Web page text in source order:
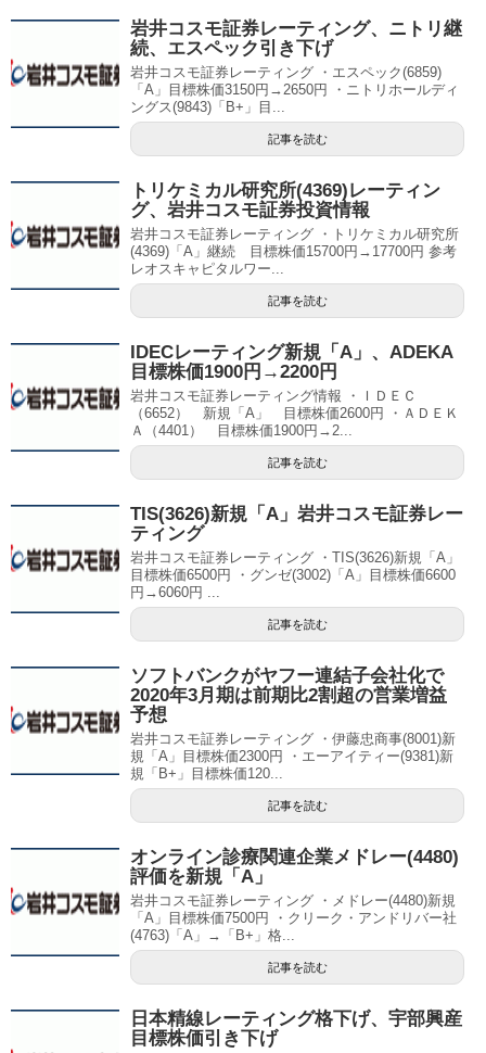
岩井コスモ証券レーティング、ニトリ継
続、エスペック引き下げ
岩井コスモ証券レーティング ・エスペック(6859)
「A」目標株価3150円→2650円 ・ニトリホールディ
ングス(9843)「B+」目...
記事を読む
トリケミカル研究所(4369)レーティン
グ、岩井コスモ証券投資情報
岩井コスモ証券レーティング ・トリケミカル研究所
(4369)「A」継続 目標株価15700円→17700円 参考
レオスキャピタルワー...
記事を読む
IDECレーティング新規「A」、ADEKA
目標株価1900円→2200円
岩井コスモ証券レーティング情報 ・ＩＤＥＣ
（6652） 新規「A」 目標株価2600円 ・ＡＤＥＫ
Ａ（4401） 目標株価1900円→2...
記事を読む
TIS(3626)新規「A」岩井コスモ証券レー
ティング
岩井コスモ証券レーティング ・TIS(3626)新規「A」
目標株価6500円 ・グンゼ(3002)「A」目標株価6600
円→6060円 ...
記事を読む
ソフトバンクがヤフー連結子会社化で
2020年3月期は前期比2割超の営業増益
予想
岩井コスモ証券レーティング ・伊藤忠商事(8001)新
規「A」目標株価2300円 ・エーアイティー(9381)新
規「B+」目標株価120...
記事を読む
オンライン診療関連企業メドレー(4480)
評価を新規「A」
岩井コスモ証券レーティング ・メドレー(4480)新規
「A」目標株価7500円 ・クリーク・アンドリバー社
(4763)「A」→「B+」格...
記事を読む
日本精線レーティング格下げ、宇部興産
目標株価引き下げ